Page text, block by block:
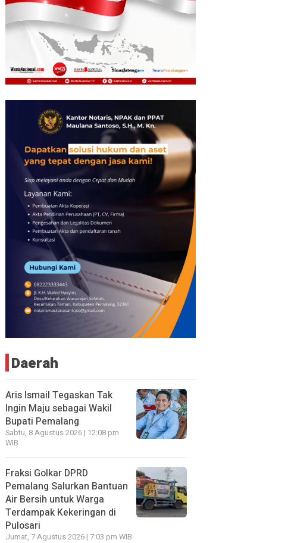
Daerah
Aris Ismail Tegaskan Tak
Ingin Maju sebagai Wakil
Bupati Pemalang
Sabtu, 8 Agustus 2026 | 12:08 pm
WIB
Fraksi Golkar DPRD
Pemalang Salurkan Bantuan
Air Bersih untuk Warga
Terdampak Kekeringan di
Pulosari
Jumat, 7 Agustus 2026 | 7:03 pm WIB